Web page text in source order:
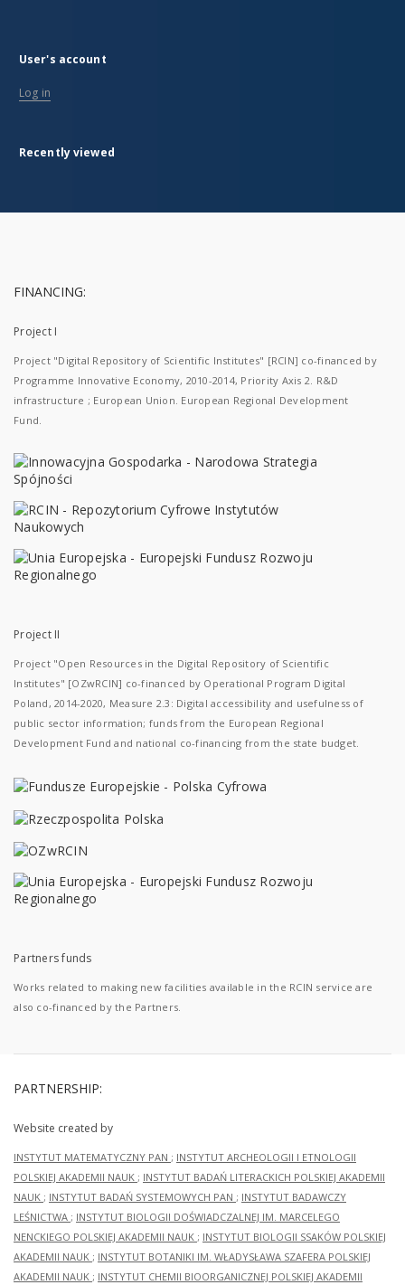
User's account
Log in
Recently viewed
FINANCING:
Project I
Project "Digital Repository of Scientific Institutes" [RCIN] co-financed by
Programme Innovative Economy, 2010-2014, Priority Axis 2. R&D
infrastructure ; European Union. European Regional Development
Fund.
Project II
Project "Open Resources in the Digital Repository of Scientific
Institutes" [OZwRCIN] co-financed by Operational Program Digital
Poland, 2014-2020, Measure 2.3: Digital accessibility and usefulness of
public sector information; funds from the European Regional
Development Fund and national co-financing from the state budget.
Partners funds
Works related to making new facilities available in the RCIN service are
also co-financed by the Partners.
PARTNERSHIP:
Website created by
INSTYTUT MATEMATYCZNY PAN ; INSTYTUT ARCHEOLOGII I ETNOLOGII
POLSKIEJ AKADEMII NAUK ; INSTYTUT BADAŃ LITERACKICH POLSKIEJ AKADEMII
NAUK ; INSTYTUT BADAŃ SYSTEMOWYCH PAN ; INSTYTUT BADAWCZY
LEŚNICTWA ; INSTYTUT BIOLOGII DOŚWIADCZALNEJ IM. MARCELEGO
NENCKIEGO POLSKIEJ AKADEMII NAUK ; INSTYTUT BIOLOGII SSAKÓW POLSKIEJ
AKADEMII NAUK ; INSTYTUT BOTANIKI IM. WŁADYSŁAWA SZAFERA POLSKIEJ
AKADEMII NAUK ; INSTYTUT CHEMII BIOORGANICZNEJ POLSKIEJ AKADEMII